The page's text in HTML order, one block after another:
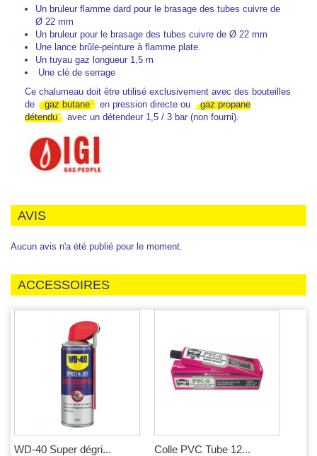
Un bruleur flamme dard pour le brasage des tubes cuivre de
Ø 22 mm
Un bruleur pour le brasage des tubes cuivre de Ø 22 mm
Une lance brûle-peinture à flamme plate.
Un tuyau gaz longueur 1,5 m
Une clé de serrage
Ce chalumeau doit être utilisé exclusivement avec des bouteilles
de
gaz butane en pression directe ou
gaz propane
détendu
avec un détendeur 1,5 / 3 bar (non fourni).
AVIS
Aucun avis n'a été publié pour le moment.
ACCESSOIRES
WD-40 Super dégri... Colle PVC Tube 12...